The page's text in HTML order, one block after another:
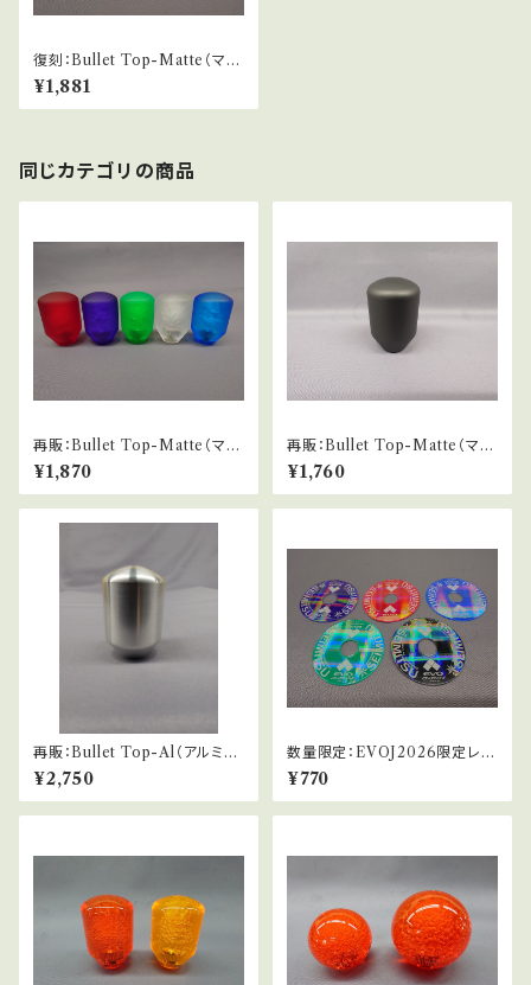
復刻：Bullet Top-Matte（マッ
ト仕様蛍光）
¥1,881
同じカテゴリの商品
再販：Bullet Top-Matte（マッ
ト仕様バブル）
¥1,870
再販：Bullet Top-Matte（マッ
ト仕様）
¥1,760
再販：Bullet Top-Al（アルミ仕
様）
¥2,750
数量限定：EVOJ2026限定レバ
ーパッキン_10.5φ
¥770